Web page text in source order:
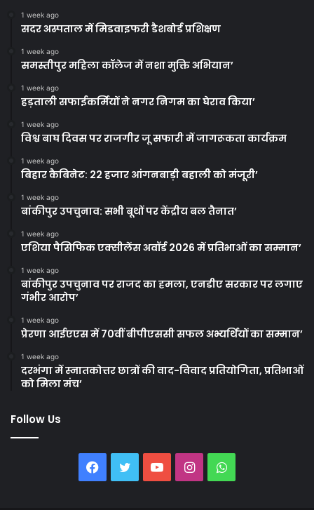
1 week ago
सदर अस्पताल में मिडवाइफरी डैशबोर्ड प्रशिक्षण
1 week ago
समस्तीपुर महिला कॉलेज में नशा मुक्ति अभियान’
1 week ago
हड़ताली सफाईकर्मियों ने नगर निगम का घेराव किया’
1 week ago
विश्व बाघ दिवस पर राजगीर जू सफारी में जागरूकता कार्यक्रम
1 week ago
बिहार कैबिनेट: 22 हजार आंगनबाड़ी बहाली को मंजूरी’
1 week ago
बांकीपुर उपचुनाव: सभी बूथों पर केंद्रीय बल तैनात’
1 week ago
एशिया पैसिफिक एक्सीलेंस अवॉर्ड 2026 में प्रतिभाओं का सम्मान’
1 week ago
बांकीपुर उपचुनाव पर राजद का हमला, एनडीए सरकार पर लगाए
गंभीर आरोप’
1 week ago
प्रेरणा आईएएस में 70वीं बीपीएससी सफल अभ्यर्थियों का सम्मान’
1 week ago
दरभंगा में स्नातकोत्तर छात्रों की वाद-विवाद प्रतियोगिता, प्रतिभाओं
को मिला मंच’
Follow Us
Facebook
TwitterYouTubeInstagramWhatsApp